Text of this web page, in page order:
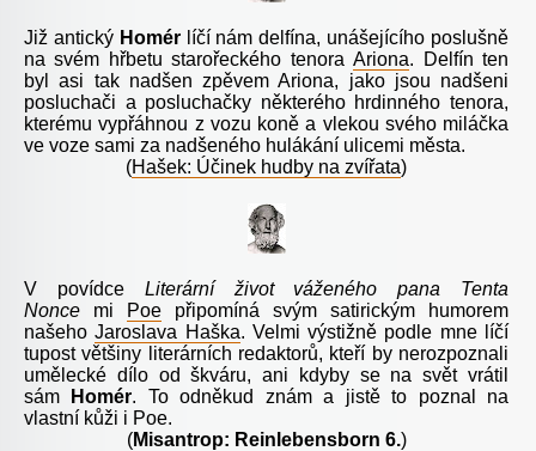
Již antický Homérlíčí nám delfína, unášejícího poslušně
na svém hřbetu starořeckého tenoraAriona. Delfín ten
byl asi tak nadšen zpěvem Ariona, jako jsou nadšeni
posluchači a posluchačky některého hrdinného tenora,
kterému vypřáhnou z vozu koně a vlekou svého miláčka
ve voze sami za nadšeného hulákání ulicemi města.
(Hašek: Účinek hudby na zvířata)
V povídce Literární život váženého pana Tenta
Nonce mi Poe připomíná svým satirickým humorem
našehoJaroslava Haška. Velmi výstižně podle mne líčí
tupost většiny literárních redaktorů, kteří by nerozpoznali
umělecké dílo od škváru, ani kdyby se na svět vrátil
sám
Homér. To odněkud znám a jistě to poznal na
vlastní kůži i Poe.
(Misantrop: Reinlebensborn 6.)